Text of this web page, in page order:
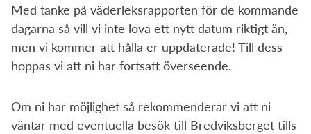
Med tanke på väderleksrapporten för de kommande
dagarna så vill vi inte lova ett nytt datum riktigt än,
men vi kommer att hålla er uppdaterade! Till dess
hoppas vi att ni har fortsatt överseende.
Om ni har möjlighet så rekommenderar vi att ni
väntar med eventuella besök till Bredviksberget tills